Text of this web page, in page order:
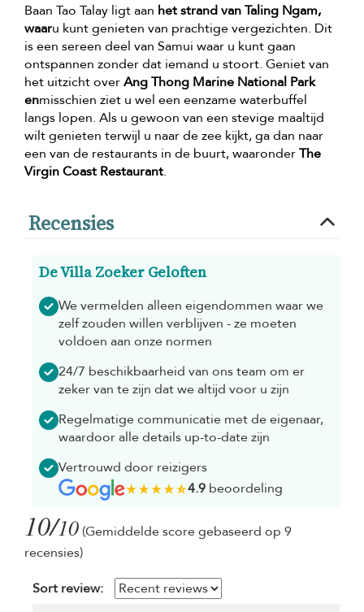
Baan Tao Talay ligt aan het strand van Taling Ngam,
waaru kunt genieten van prachtige vergezichten. Dit
is een sereen deel van Samui waar u kunt gaan
ontspannen zonder dat iemand u stoort. Geniet van
het uitzicht overAng Thong Marine National Park
enmisschien ziet u wel een eenzame waterbuffel
langs lopen. Als u gewoon van een stevige maaltijd
wilt genieten terwijl u naar de zee kijkt, ga dan naar
een van de restaurants in de buurt, waaronderThe
Virgin Coast Restaurant.
Recensies
De Villa Zoeker Geloften
We vermelden alleen eigendommen waar we
zelf zouden willen verblijven - ze moeten
voldoen aan onze normen
24/7 beschikbaarheid van ons team om er
zeker van te zijn dat we altijd voor u zijn
Regelmatige communicatie met de eigenaar,
waardoor alle details up-to-date zijn
Vertrouwd door reizigers
4.9beoordeling
10/10 (Gemiddelde score gebaseerd op 9
recensies)
Sort review: